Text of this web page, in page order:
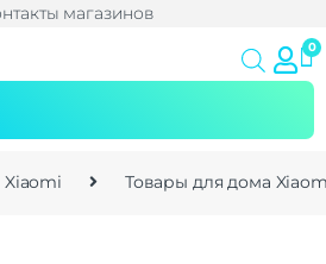
магазинов
Товары для дома